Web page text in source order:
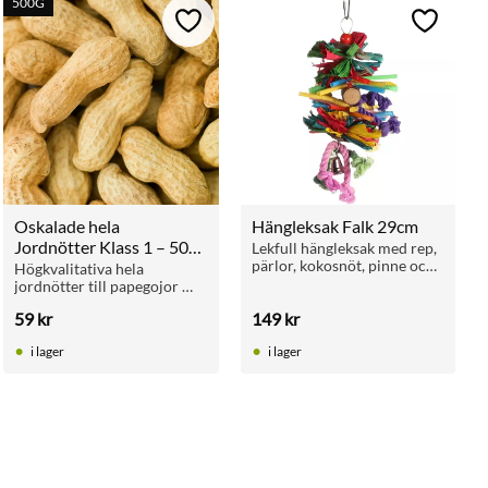
i favoriter
Oskalade hela
Jordnötter Klass 1 – 500
g
Högkvalitativa hela
jordnötter till papegojor
som naturlig sysselsättning,
belöning.
59kr
Lägg till i favoriter
i lager
Hängleksak Falk 29cm
Lekfull hängleksak med rep,
pärlor, kokosnöt, pinne och
149kr
Lägg till
i lager
i favoriter